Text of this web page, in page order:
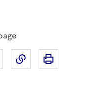
sur Facebook
Partager par email
Copier dans le